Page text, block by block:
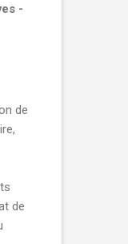
-
de
de